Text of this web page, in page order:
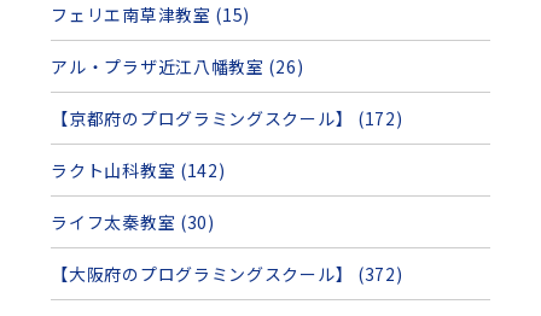
フェリエ南草津教室 (15)
アル・プラザ近江八幡教室 (26)
【京都府のプログラミングスクール】 (172)
ラクト山科教室 (142)
ライフ太秦教室 (30)
【大阪府のプログラミングスクール】 (372)